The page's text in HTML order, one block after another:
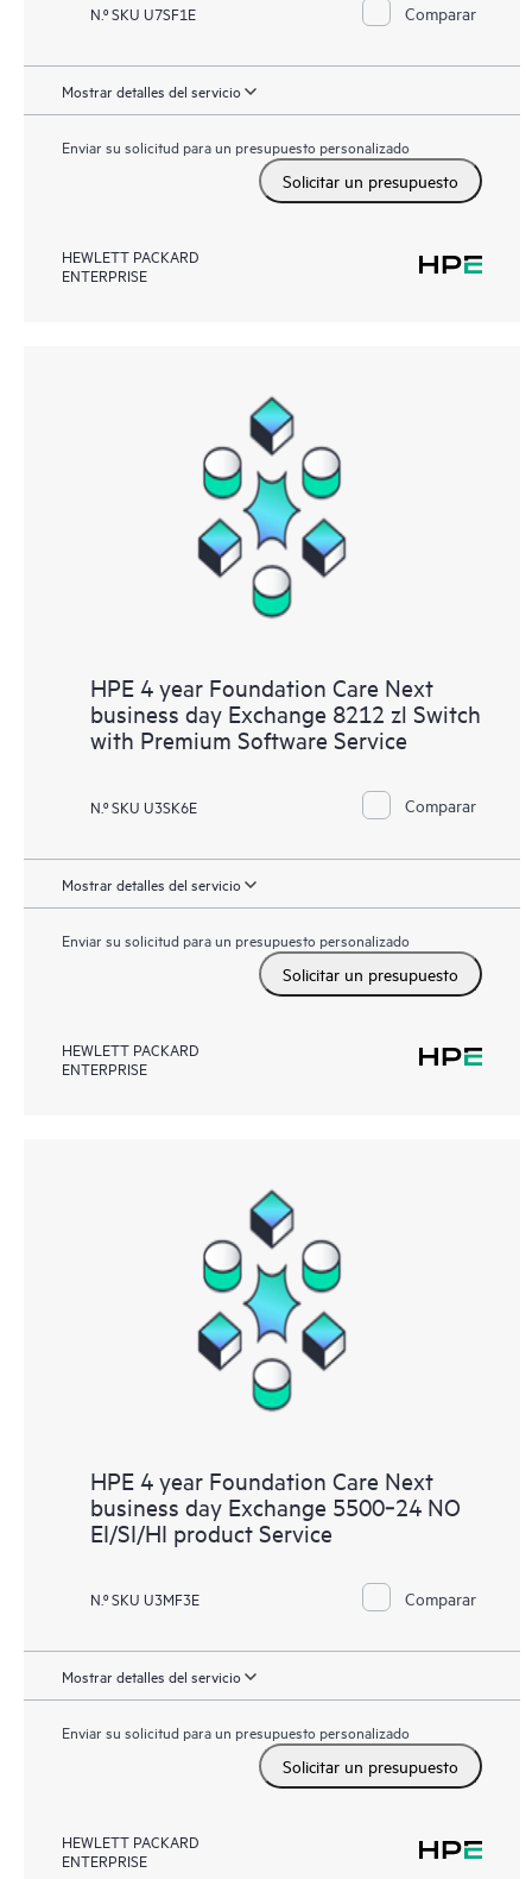
N.º SKU U7SF1E Comparar
Mostrar detalles del servicio
Enviar su solicitud para un presupuesto personalizado
Solicitar un presupuesto
HEWLETT PACKARD
ENTERPRISE
HPE 4 year Foundation Care Next
business day Exchange 8212 zl Switch
with Premium Software Service
N.º SKU U3SK6E Comparar
Mostrar detalles del servicio
Enviar su solicitud para un presupuesto personalizado
Solicitar un presupuesto
HEWLETT PACKARD
ENTERPRISE
HPE 4 year Foundation Care Next
business day Exchange 5500‑24 NO
EI/SI/HI product Service
N.º SKU U3MF3E Comparar
Mostrar detalles del servicio
Enviar su solicitud para un presupuesto personalizado
Solicitar un presupuesto
HEWLETT PACKARD
ENTERPRISE